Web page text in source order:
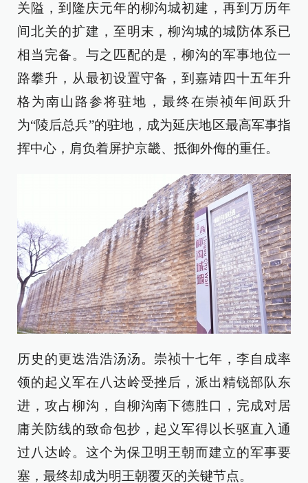
关隘，到隆庆元年的柳沟城初建，再到万历年
间北关的扩建，至明末，柳沟城的城防体系已
相当完备。与之匹配的是，柳沟的军事地位一
路攀升，从最初设置守备，到嘉靖四十五年升
格为南山路参将驻地，最终在崇祯年间跃升
为“陵后总兵”的驻地，成为延庆地区最高军事指
挥中心，肩负着屏护京畿、抵御外侮的重任。
历史的更迭浩浩汤汤。崇祯十七年，李自成率
领的起义军在八达岭受挫后，派出精锐部队东
进，攻占柳沟，自柳沟南下德胜口，完成对居
庸关防线的致命包抄，起义军得以长驱直入通
过八达岭。这个为保卫明王朝而建立的军事要
塞，最终却成为明王朝覆灭的关键节点。